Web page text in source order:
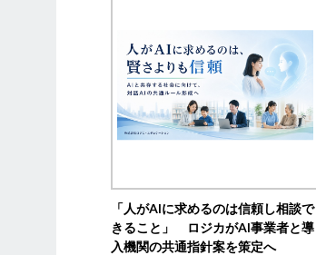
「人がAIに求めるのは信頼し相談で
きること」 ロジカがAI事業者と導
入機関の共通指針案を策定へ